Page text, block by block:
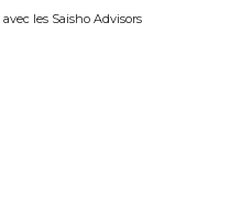
les Saisho Advisors